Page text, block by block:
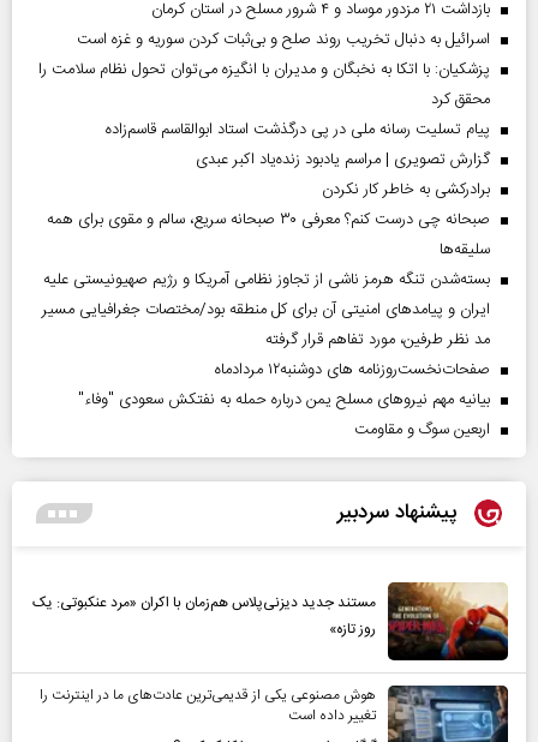
بازداشت ۲۱ مزدور موساد و ۴ شرور مسلح در استان کرمان
اسرائیل به دنبال تخریب روند صلح و بی‌ثبات کردن سوریه و غزه است
پزشکیان: با اتکا به نخبگان و مدیران با انگیزه می‌توان تحول نظام سلامت را
محقق کرد
پیام تسلیت رسانه ملی در پی درگذشت استاد ابوالقاسم قاسم‌زاده
گزارش تصویری | مراسم یادبود زنده‌یاد اکبر عبدی
برادرکشی به خاطر کار نکردن
صبحانه چی درست کنم؟ معرفی ۳۰ صبحانه سریع، سالم و مقوی برای همه
سلیقه‌ها
بسته‌شدن تنگه هرمز ناشی از تجاوز نظامی آمریکا و رژیم صهیونیستی علیه
ایران و پیامد‌های امنیتی آن برای کل منطقه بود/مختصات جغرافیایی مسیر
مد نظر طرفین، مورد تفاهم قرار گرفته
صفحات‌نخست‌روزنامه ها‌ی دوشنبه‌۱۲ مردادماه
بیانیه مهم نیروهای مسلح یمن درباره حمله به نفتکش سعودی "وفاء"
اربعین سوگ و مقاومت
پیشنهاد سردبیر
مستند جدید دیزنی‌پلاس هم‌زمان با اکران «مرد عنکبوتی: یک
روز تازه»
هوش مصنوعی یکی از قدیمی‌ترین عادت‌های ما در اینترنت را
تغییر داده است